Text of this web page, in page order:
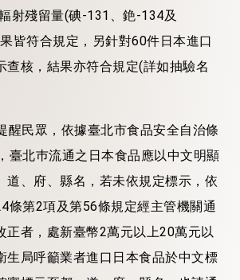
射殘留量(碘-131、銫-134及
皆符合規定，另針對60件日本進口
查核，結果亦符合規定(詳如抽驗名
民眾，依據臺北市食品安全自治條
臺北巿流通之日本食品應以中文明顯
道、府、縣名，若未依規定標示，依
條第2項及第56條規定經主管機關通
正者，處新臺幣2萬元以上20萬元以
生局呼籲業者進口日本食品於中文標